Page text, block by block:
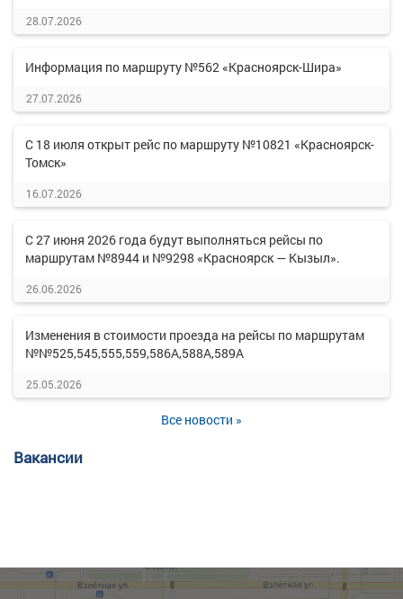
28.07.2026
Информация по маршруту №562 «Красноярск-Шира»
27.07.2026
С 18 июля открыт рейс по маршруту №10821 «Красноярск-
Томск»
16.07.2026
С 27 июня 2026 года будут выполняться рейсы по
маршрутам №8944 и №9298 «Красноярск — Кызыл».
26.06.2026
Изменения в стоимости проезда на рейсы по маршрутам
№№525,545,555,559,586А,588А,589А
25.05.2026
Все новости »
Вакансии